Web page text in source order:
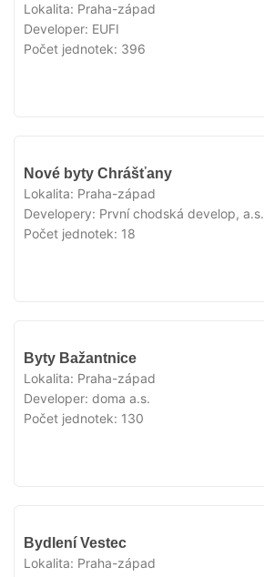
Lokalita: Praha-západ
Developer: EUFI
Počet jednotek: 396
Nové byty Chrášťany
Lokalita: Praha-západ
Developery: První chodská develop, a.s.
Počet jednotek: 18
Byty Bažantnice
Lokalita: Praha-západ
Developer: doma a.s.
Počet jednotek: 130
Bydlení Vestec
Lokalita: Praha-západ